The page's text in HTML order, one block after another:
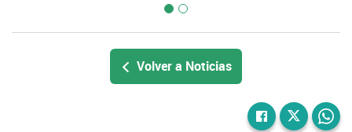
Volver a Noticias